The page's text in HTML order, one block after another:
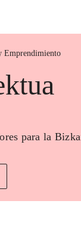
Emprendimiento
para la